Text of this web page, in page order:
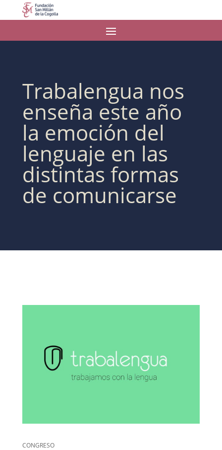
Trabalengua nos
enseña este año
la emoción del
lenguaje en las
distintas formas
de comunicarse
CONGRESO